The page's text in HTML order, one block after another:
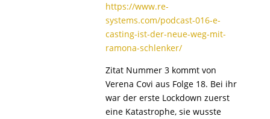
https://www.re-
systems.com/podcast-016-e-
casting-ist-der-neue-weg-mit-
ramona-schlenker/
Zitat Nummer 3 kommt von
Verena Covi aus Folge 18. Bei ihr
war der erste Lockdown zuerst
eine Katastrophe, sie wusste